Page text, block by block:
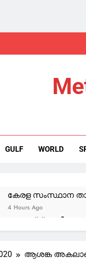
GULF WORLD
കേരള സംസ്ഥാന
4 Hours Ago
രാജേഷ് ട്രൂ
ഹൈക്കോടതി
അടിയന്തര
ആശങ്ക